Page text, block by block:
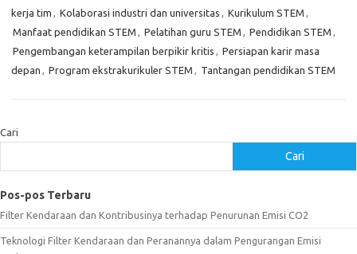
kerja tim , Kolaborasi industri dan universitas , Kurikulum STEM ,
Manfaat pendidikan STEM , Pelatihan guru STEM , Pendidikan STEM ,
Pengembangan keterampilan berpikir kritis , Persiapan karir masa
depan , Program ekstrakurikuler STEM , Tantangan pendidikan STEM
Cari
Cari
Pos-pos Terbaru
Filter Kendaraan dan Kontribusinya terhadap Penurunan Emisi CO2
Teknologi Filter Kendaraan dan Peranannya dalam Pengurangan Emisi